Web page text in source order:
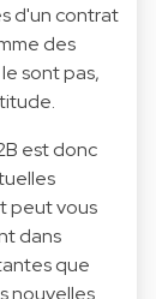
d'un contrat
des
sont pas,
est donc
peut vous
dans
que
nouvelles